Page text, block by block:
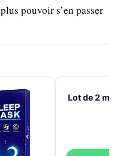
pouvoir s’en passer
Lot de 2